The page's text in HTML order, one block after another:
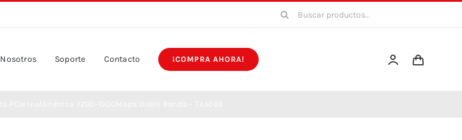
Buscar:
Nosotros Soporte Contacto ¡COMPRA AHORA!